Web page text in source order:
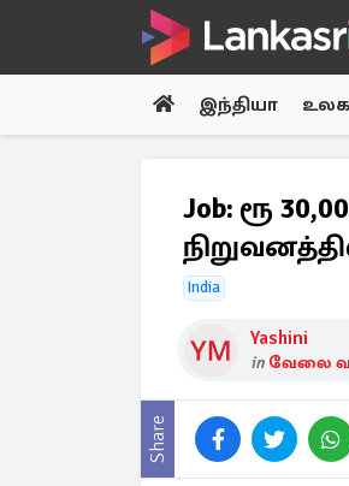
இந்தியா
Job: ரூ
India
Yashini
in வேலை
Share